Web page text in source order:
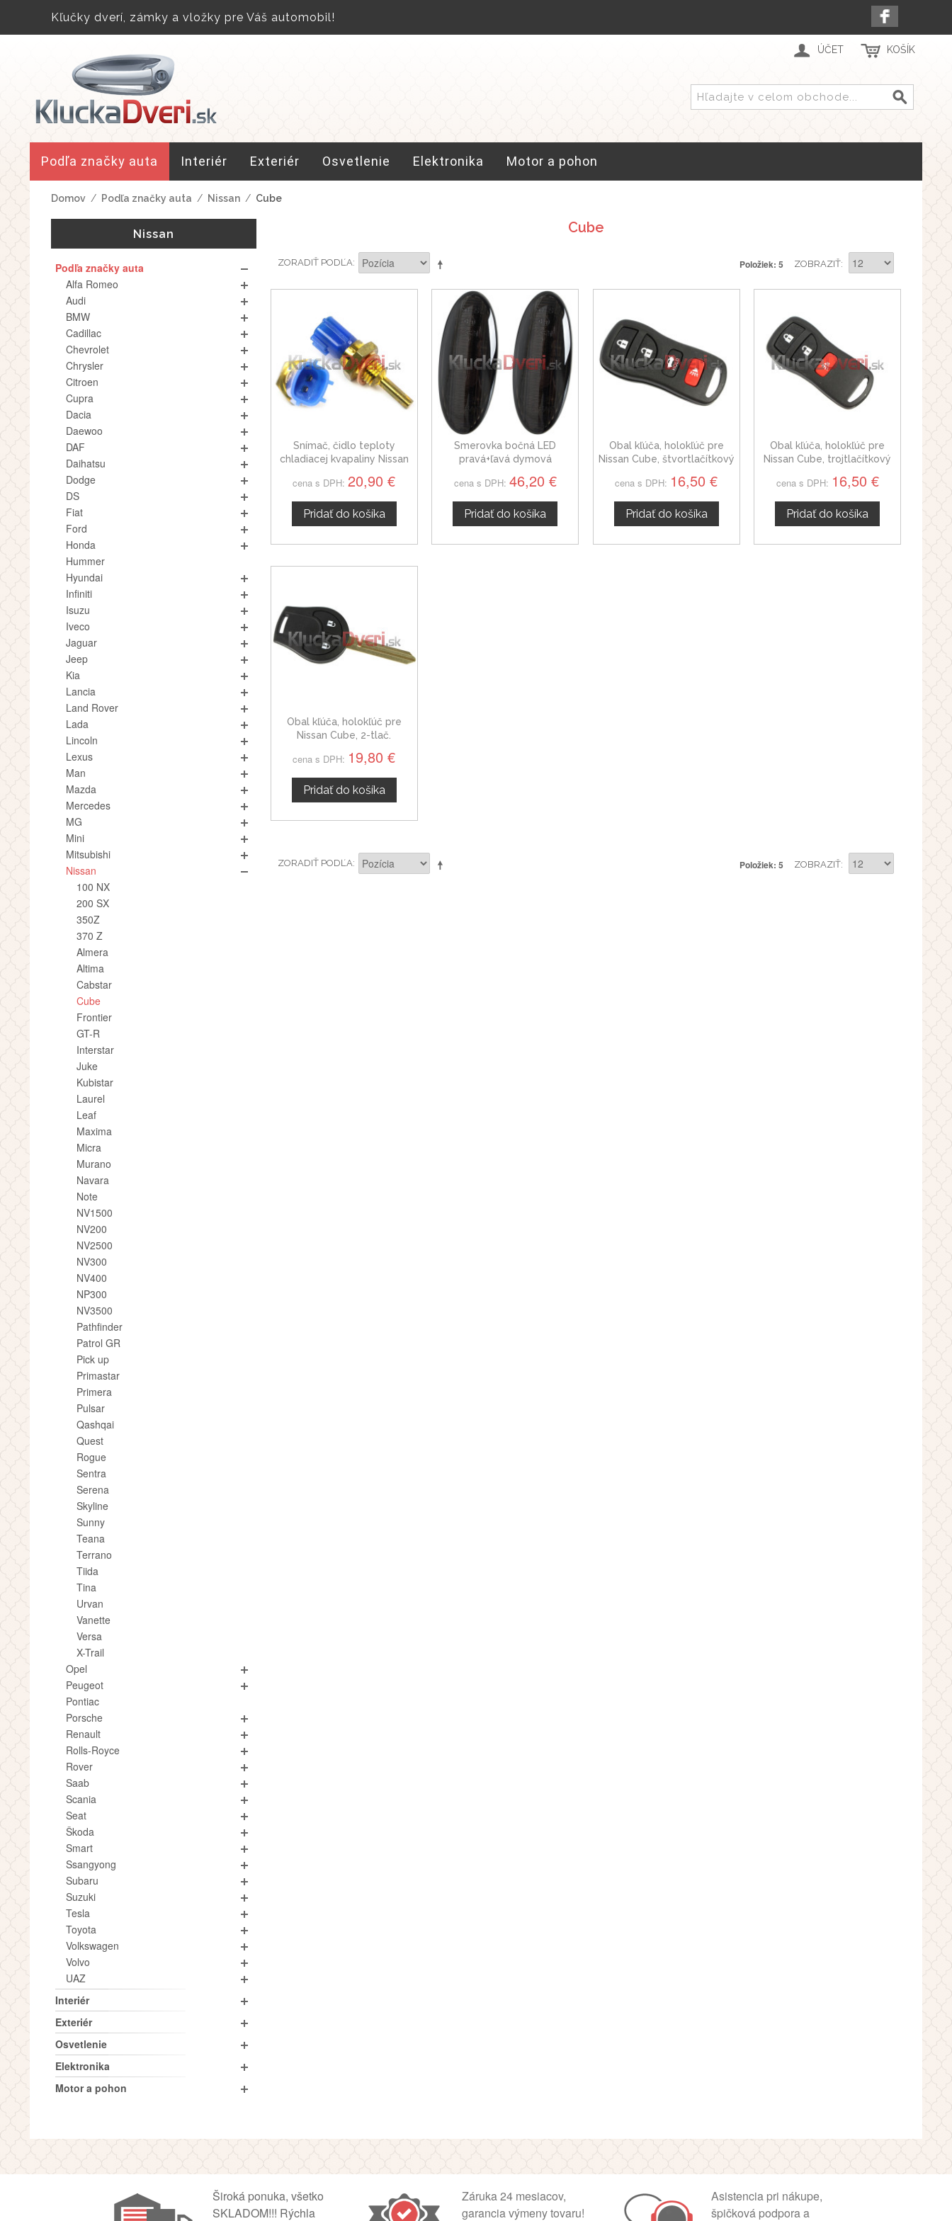
Kľučky dverí, zámky a vložky pre Váš automobil!
ÚČET KOŠÍK
Podľa značky auta Interiér Exteriér Osvetlenie Elektronika Motor a pohon
Domov / Podľa značky auta / Nissan / Cube
Cube
ZORADIŤ PODĽA Položiek: 5 ZOBRAZIŤ
Snímač, čidlo teploty
chladiacej kvapaliny Nissan
cena s DPH: 20,90 €
Pridať do košíka
Smerovka bočná LED
pravá+ľavá dymová
2009
cena s DPH: 46,20 €
Pridať do košíka
Obal kľúča, holokľúč pre
Nissan Cube, štvortlačítkový
cena s DPH: 16,50 €
Pridať do košíka
Obal kľúča, holokľúč pre
Nissan Cube, trojtlačítkový
cena s DPH: 16,50 €
Pridať do košíka
Obal kľúča, holokľúč pre
Nissan Cube, 2-tlač.
cena s DPH: 19,80 €
Pridať do košíka
ZORADIŤ PODĽA Položiek: 5 ZOBRAZIŤ
Nissan
Podľa značky auta
Alfa Romeo
Audi
BMW
Cadillac
Chevrolet
Chrysler
Citroen
Cupra
Dacia
Daewoo
DAF
Daihatsu
Dodge
DS
Fiat
Ford
Honda
Hummer
Hyundai
Infiniti
Isuzu
Iveco
Jaguar
Jeep
Kia
Lancia
Land Rover
Lada
Lincoln
Lexus
Man
Mazda
Mercedes
MG
Mini
Mitsubishi
Nissan
100 NX
200 SX
350Z
370 Z
Almera
Altima
Cabstar
Cube
Frontier
GT-R
Interstar
Juke
Kubistar
Laurel
Leaf
Maxima
Micra
Murano
Navara
Note
NV1500
NV200
NV2500
NV300
NV400
NP300
NV3500
Pathfinder
Patrol GR
Pick up
Primastar
Primera
Pulsar
Qashqai
Quest
Rogue
Sentra
Serena
Skyline
Sunny
Teana
Terrano
Tiida
Tina
Urvan
Vanette
Versa
X-Trail
Opel
Peugeot
Pontiac
Porsche
Renault
Rolls-Royce
Rover
Saab
Scania
Seat
Škoda
Smart
Ssangyong
Subaru
Suzuki
Tesla
Toyota
Volkswagen
Volvo
UAZ
Interiér
Exteriér
Osvetlenie
Elektronika
Motor a pohon
Široká ponuka, všetko
SKLADOM!!! Rýchla
Záruka 24 mesiacov,
garancia výmeny tovaru!
Asistencia pri nákupe,
špičková podpora a